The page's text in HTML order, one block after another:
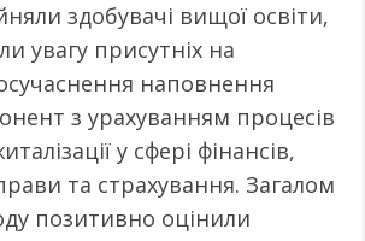
здобувачі вищої освіти,
увагу присутніх на
наповнення
з урахуванням процесів
у сфері фінансів,
та страхування. Загалом
позитивно оцінили